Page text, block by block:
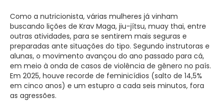
Como a nutricionista, várias mulheres já vinham
buscando lições de Krav Maga, jiu-jítsu, muay thai, entre
outras atividades, para se sentirem mais seguras e
preparadas ante situações do tipo. Segundo instrutoras e
alunas, o movimento avançou do ano passado para cá,
em meio à onda de casos de violência de gênero no país.
Em 2025, houve recorde de feminicídios (salto de 14,5%
em cinco anos) e um estupro a cada seis minutos, fora
as agressões.